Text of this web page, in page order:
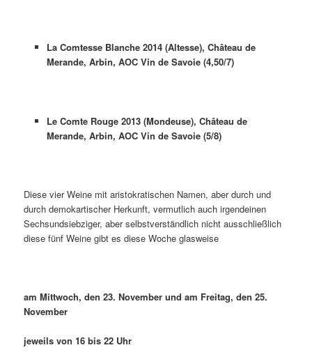
La Comtesse Blanche 2014 (Altesse), Château de
Merande, Arbin, AOC Vin de Savoie (4,50/7)
Le Comte Rouge 2013 (Mondeuse), Château de
Merande, Arbin, AOC Vin de Savoie (5/8)
Diese vier Weine mit aristokratischen Namen, aber durch und
durch demokartischer Herkunft, vermutlich auch irgendeinen
Sechsundsiebziger, aber selbstverständlich nicht ausschließlich
diese fünf Weine gibt es diese Woche glasweise
am Mittwoch, den 23. November und am Freitag, den 25.
November
jeweils von 16 bis 22 Uhr